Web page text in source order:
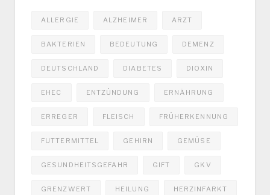
ALLERGIE ALZHEIMER ARZT
BAKTERIEN BEDEUTUNG DEMENZ
DEUTSCHLAND DIABETES DIOXIN
EHEC ENTZÜNDUNG ERNÄHRUNG
ERREGER FLEISCH FRÜHERKENNUNG
FUTTERMITTEL GEHIRN GEMÜSE
GESUNDHEITSGEFAHR GIFT GKV
GRENZWERT HEILUNG HERZINFARKT